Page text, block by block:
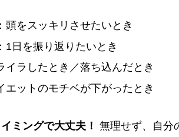
頭をスッキリさせたいとき
1日を振り返りたいとき
イラしたとき／落ち込んだとき
エットのモチベが下がったとき
ミングで大丈夫！ 無理せず、自分